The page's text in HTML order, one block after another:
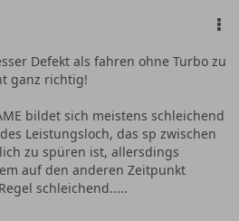
Defekt als fahren ohne Turbo zu
ganz richtig!
bildet sich meistens schleichend
Leistungsloch, das sp zwischen
zu spüren ist, allersdings
auf den anderen Zeitpunkt
schleichend.....